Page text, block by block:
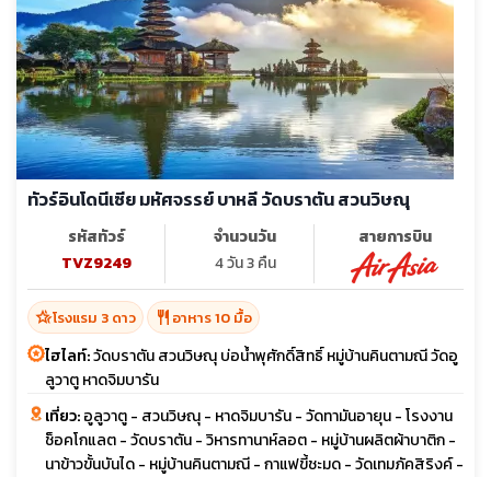
ทัวร์อินโดนีเซีย มหัศจรรย์ บาหลี วัดบราตัน สวนวิษณุ
รหัสทัวร์
TVZ9249
จำนวนวัน
4 วัน 3 คืน
สายการบิน
hotel_classโรงแรม 3 ดาว restaurant อาหาร 10 มื้อ
ไฮไลท์:วัดบราตัน สวนวิษณุ บ่อน้ำพุศักดิ์สิทธิ์ หมู่บ้านคินตามณี วัดอู
ลูวาตู หาดจิมบารัน
เที่ยว:อูลูวาตู - สวนวิษณุ - หาดจิมบารัน - วัดทามันอายุน - โรงงาน
ช็อคโกแลต - วัดบราตัน - วิหารทานาห์ลอต - หมู่บ้านผลิตผ้าบาติก -
นาข้าวขั้นบันได - หมู่บ้านคินตามณี - กาแฟขี้ชะมด - วัดเทมภัคสิริงค์ -